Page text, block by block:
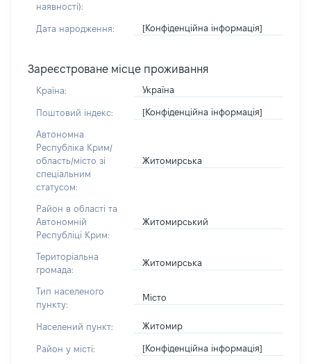
наявності):
Дата народження: [Конфіденційна інформація]
Зареєстроване місце проживання
Країна: Україна
Поштовий індекс: [Конфіденційна інформація]
Автономна
Республіка Крим/
область/місто зі
спеціальним
статусом:
Житомирська
Район в області та
Автономній
Республіці Крим:
Житомирський
Територіальна
громада:
Житомирська
Тип населеного
пункту:
Місто
Населений пункт: Житомир
Район у місті: [Конфіденційна інформація]